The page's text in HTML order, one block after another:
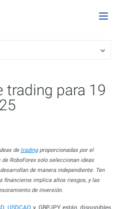
trading para 19
de tradingproporcionadas por el
RoboForex solo seleccionan ideas
de manera independiente. Ten
financieros implica altos riesgos, y las
de inversión.
, USDCADy GBPJPY están disponibles